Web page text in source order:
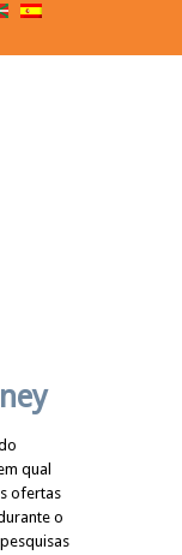
qual
ofertas
o